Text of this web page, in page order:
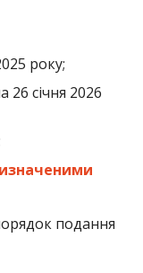
року;
січня 2026
подання